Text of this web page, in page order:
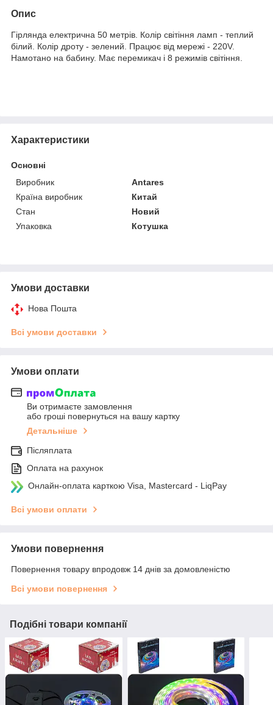
Опис
Гірлянда електрична 50 метрів. Колір світіння ламп - теплий
білий. Колір дроту - зелений. Працює від мережі - 220V.
Намотано на бабину. Має перемикач і 8 режимів світіння.
Характеристики
Основні
Виробник
Antares
Країна виробник
Китай
Стан
Новий
Упаковка
Котушка
Умови доставки
Нова Пошта
Всі умови доставки
Умови оплати
Ви отримаєте замовлення
або гроші повернуться на вашу картку
Детальніше
Післяплата
Оплата на рахунок
Онлайн-оплата карткою Visa, Mastercard - LiqPay
Всі умови оплати
Умови повернення
Повернення товару впродовж 14 днів за домовленістю
Всі умови повернення
Подібні товари компанії